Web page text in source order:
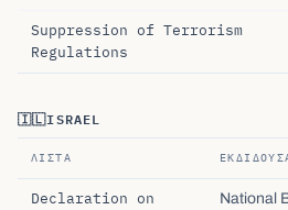
Suppression of Terrorism
Regulations
🇮🇱ISRAEL
ΛΊΣΤΑ
Declaration on
National